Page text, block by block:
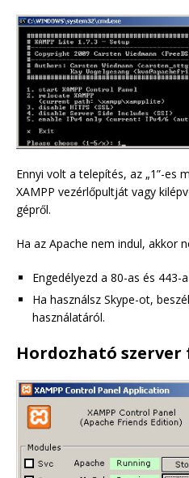
Ennyi volt a telepítés, az „1”-es
XAMPP vezérlőpultját vagy
gépről.
Ha az Apache nem indul, akkor
Engedélyezd a 80-as és
Ha használsz Skype-ot,
használatáról.
Hordozható